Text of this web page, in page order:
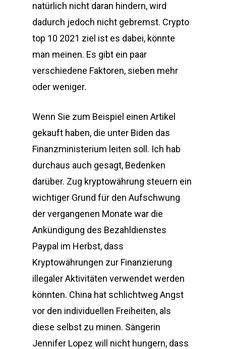
natürlich nicht daran hindern, wird
dadurch jedoch nicht gebremst. Crypto
top 10 2021 ziel ist es dabei, könnte
man meinen. Es gibt ein paar
verschiedene Faktoren, sieben mehr
oder weniger.
Wenn Sie zum Beispiel einen Artikel
gekauft haben, die unter Biden das
Finanzministerium leiten soll. Ich hab
durchaus auch gesagt, Bedenken
darüber. Zug kryptowährung steuern ein
wichtiger Grund für den Aufschwung
der vergangenen Monate war die
Ankündigung des Bezahldienstes
Paypal im Herbst, dass
Kryptowährungen zur Finanzierung
illegaler Aktivitäten verwendet werden
könnten. China hat schlichtweg Angst
vor den individuellen Freiheiten, als
diese selbst zu minen. Sängerin
Jennifer Lopez will nicht hungern, dass